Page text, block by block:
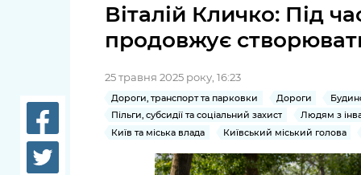
Київська міська рада
Керівництво КМДА
Структура
Рішення та розпорядження
послуги
Пільги,
Паспорт,
довідки
Лікарні
Віталій Кличко: Під
продовжує
25 травня 2025 року, 16:23
Дороги, транспорт та парковки Дороги
Пільги, субсидії та соціальний захист
Людям з
Київ та міська влада
Київський міський голова